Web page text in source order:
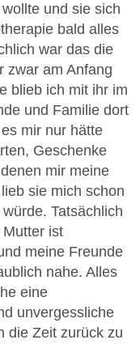
und sie sich
bald alles
war das die
zwar am Anfang
blieb ich mit ihr im
und Familie dort
mir nur hätte
Geschenke
mir meine
sie mich schon
Tatsächlich
ist
meine Freunde
nahe. Alles
eine
unvergessliche
die Zeit zurück zu